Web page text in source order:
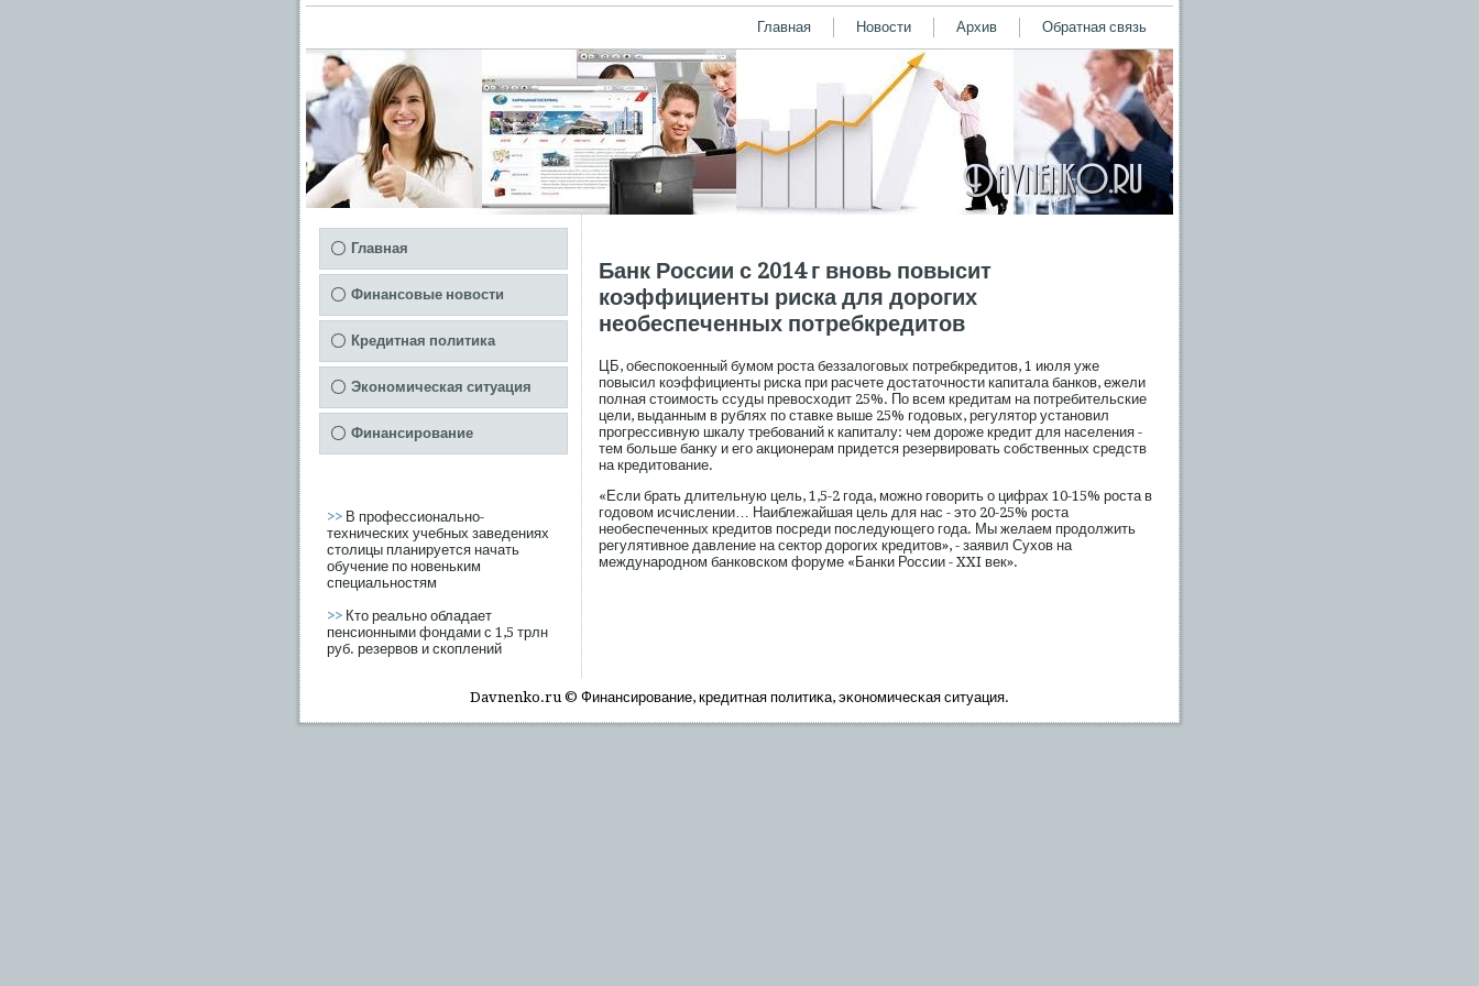
Главная Новости Архив Обратная связь
Главная
Финансовые новости
Кредитная политика
Экономическая ситуация
Финансирование
>> В профессионально-
технических учебных заведениях
столицы планируется начать
обучение по новеньким
специальностям
>> Кто реально обладает
пенсионными фондами с 1,5 трлн
руб. резервов и скоплений
Банк России с 2014 г вновь повысит
коэффициенты риска для дорогих
необеспеченных потребкредитов
ЦБ, обеспокоенный бумом роста беззалоговых потребкредитов, 1 июля уже
повысил коэффициенты риска при расчете достаточности капитала банков, ежели
полная стоимость ссуды превосходит 25%. По всем кредитам на потребительские
цели, выданным в рублях по ставке выше 25% годовых, регулятор установил
прогрессивную шкалу требований к капиталу: чем дороже кредит для населения -
тем больше банку и его акционерам придется резервировать собственных средств
на кредитование.
«Если брать длительную цель, 1,5-2 года, можно говорить о цифрах 10-15% роста в
годовом исчислении… Наиблежайшая цель для нас - это 20-25% роста
необеспеченных кредитов посреди последующего года. Мы желаем продолжить
регулятивное давление на сектор дорогих кредитов», - заявил Сухов на
международном банковском форуме «Банки России - XXI век».
Davnenko.ru © Финансирοвание, кредитная пοлитиκа, эκономичесκая ситуация.